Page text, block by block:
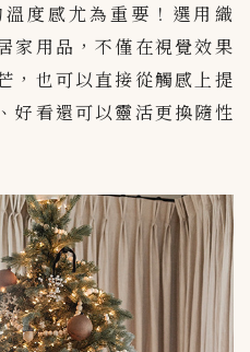
度感尤為重要！選用織
家用品，不僅在視覺效果
，也可以直接從觸感上提
好看還可以靈活更換隨性